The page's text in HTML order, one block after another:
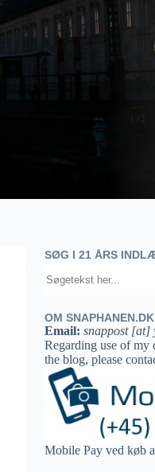
SØG I 21 ÅRS
OM SNAPHANEN.DK
Email: snappost [at]
Regarding use of my
the blog, please
Mobile Pay ved køb